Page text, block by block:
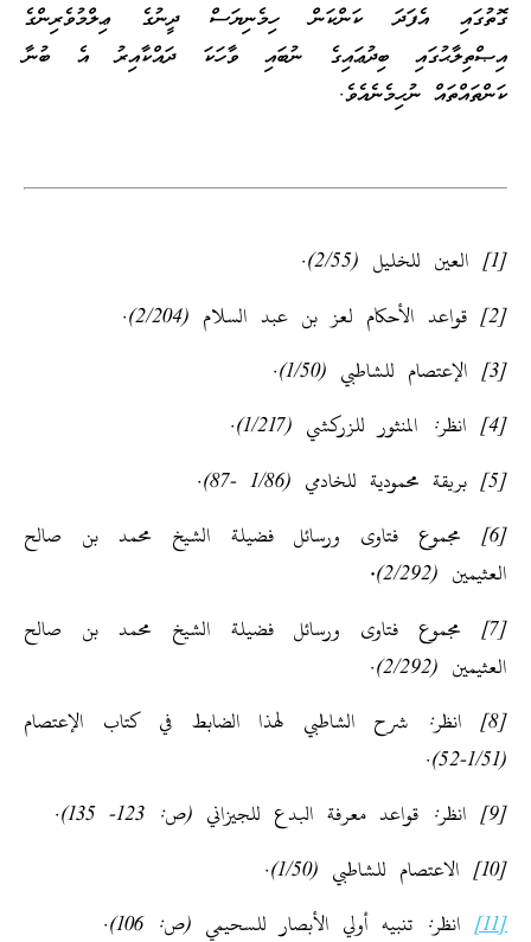
ގޮތުގައި އެފަދަ ކަންކަން ހިމެނިޔަސް ދީނުގެ ޢިލްމުވެރިންގެ
އިޞްތިލާޙުގައި ބިދުޢައިގެ ނުބައި ވާހަކަ ދައްކާއިރު އެ ބުނާ
ކަންތައްތައް ނުހިމެނެއެވެ.
[1] العين للخليل (2/55).
[2] قواعد الأحكام لعز بن عبد السلام (2/204).
[3] الإعتصام للشاطبي (1/50).
[4] انظر: المنثور للزركشي (1/217).
[5] بريقة محمودية للخادمي (1/86 -87).
[6] مجموع فتاوى ورسائل فضيلة الشيخ محمد بن صالح
العثيمين (2/292)
.
[7] مجموع فتاوى ورسائل فضيلة الشيخ محمد بن صالح
العثيمين (2/292).
[8] انظر: شرح الشاطبي لهذا الضابط في كتاب الإعتصام
(1/51-52).
[9] انظر: قواعد معرفة البدع للجيزاني (ص: 123- 135).
[10] الاعتصام للشاطبي (1/50).
[11]
انظر: تنبيه أولي الأبصار للسحيمي (ص: 106).